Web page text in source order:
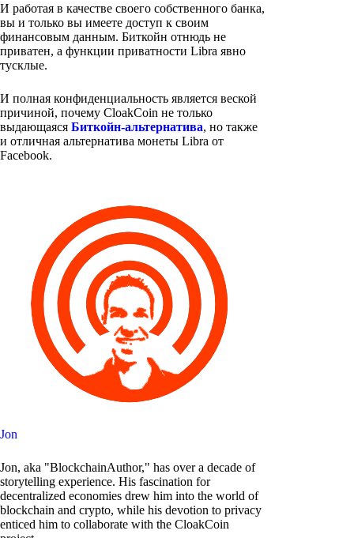
И работая в качестве своего собственного банка,
вы и только вы имеете доступ к своим
финансовым данным. Биткойн отнюдь не
приватен, а функции приватности Libra явно
тусклые.
И полная конфиденциальность является веской
причиной, почему CloakCoin не только
выдающаяся Биткойн-альтернатива, но также
и отличная альтернатива монеты Libra от
Facebook.
Jon
Jon, aka "BlockchainAuthor," has over a decade of
storytelling experience. His fascination for
decentralized economies drew him into the world of
blockchain and crypto, while his devotion to privacy
enticed him to collaborate with the CloakCoin